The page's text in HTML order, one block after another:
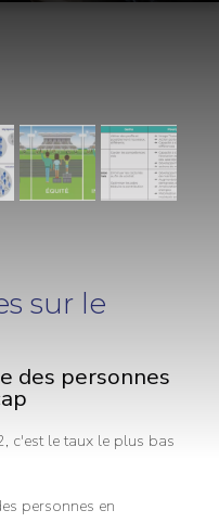
sur le
des personnes
c'est le taux le plus bas
personnes en